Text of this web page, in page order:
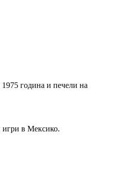
година и печели на
игри в Мексико.